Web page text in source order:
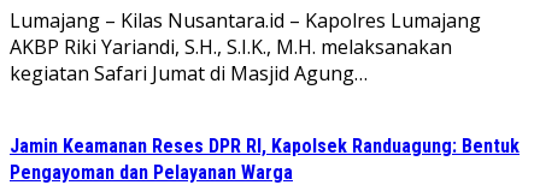
Lumajang – Kilas Nusantara.id – Kapolres Lumajang
AKBP Riki Yariandi, S.H., S.I.K., M.H. melaksanakan
kegiatan Safari Jumat di Masjid Agung…
Jamin Keamanan Reses DPR RI, Kapolsek Randuagung: Bentuk
Pengayoman dan Pelayanan Warga